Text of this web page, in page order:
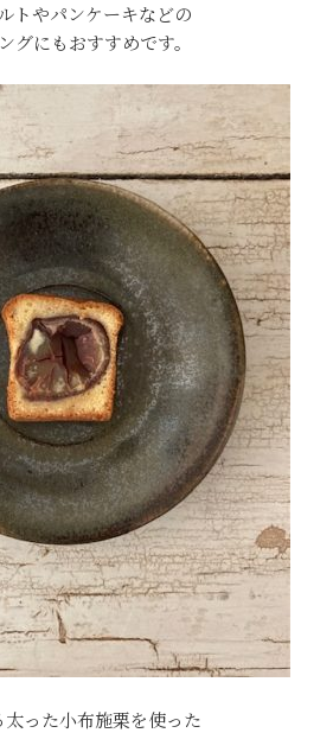
トやパンケーキなどの
グにもおすすめです。
太った小布施栗を使った